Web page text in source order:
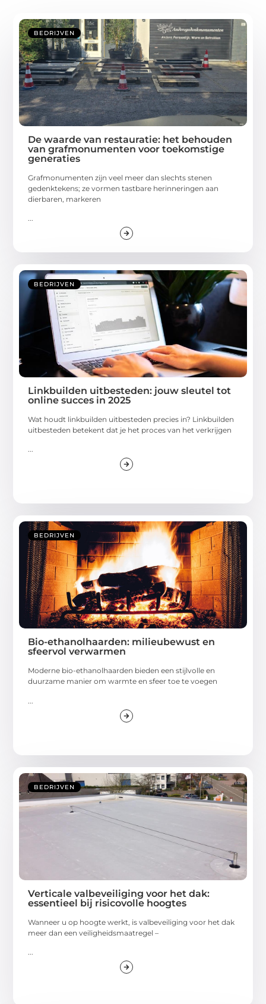
BEDRIJVEN
De waarde van restauratie: het behouden
van grafmonumenten voor toekomstige
generaties
Grafmonumenten zijn veel meer dan slechts stenen
gedenktekens; ze vormen tastbare herinneringen aan
dierbaren, markeren
BEDRIJVEN
Linkbuilden uitbesteden: jouw sleutel tot
online succes in 2025
Wat houdt linkbuilden uitbesteden precies in? Linkbuilden
uitbesteden betekent dat je het proces van het verkrijgen
...
BEDRIJVEN
Bio-ethanolhaarden: milieubewust en
sfeervol verwarmen
Moderne bio-ethanolhaarden bieden een stijlvolle en
duurzame manier om warmte en sfeer toe te voegen
BEDRIJVEN
Verticale valbeveiliging voor het dak:
essentieel bij risicovolle hoogtes
Wanneer u op hoogte werkt, is valbeveiliging voor het dak
meer dan een veiligheidsmaatregel –
...